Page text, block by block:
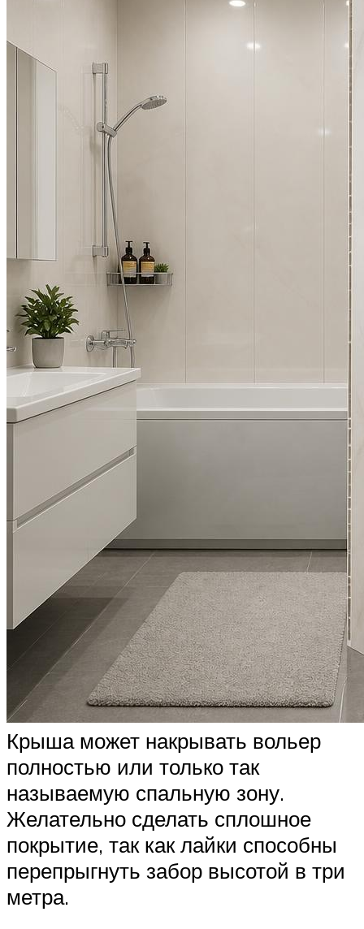
Крыша может накрывать вольер
полностью или только так
называемую спальную зону.
Желательно сделать сплошное
покрытие, так как лайки способны
перепрыгнуть забор высотой в три
метра.